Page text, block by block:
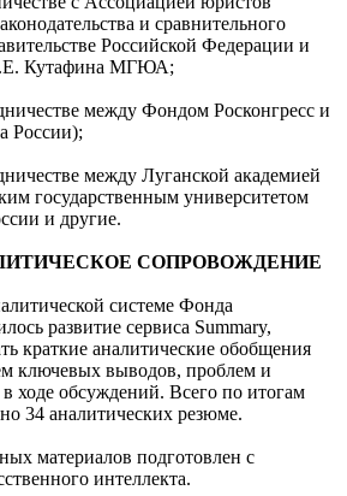
и сравнительного
Российской Федерации и
Кутафина МГЮА;
между Фондом Росконгресс и
между Луганской академией
государственным университетом
и другие.
СОПРОВОЖДЕНИЕ
системе Фонда
развитие сервиса Summary,
краткие аналитические обобщения
ключевых выводов, проблем и
ходе обсуждений. Всего по итогам
аналитических резюме.
материалов подготовлен с
интеллекта.